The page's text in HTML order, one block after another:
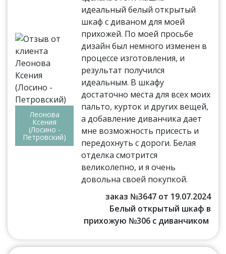
Леонова
Ксения
(Лосино -
Петровский)
идеальный белый открытый
шкаф с диваном для моей
прихожей. По моей просьбе
дизайн был немного изменен в
процессе изготовления, и
результат получился
идеальным. В шкафу
достаточно места для всех моих
пальто, курток и других вещей,
а добавление диванчика дает
мне возможность присесть и
передохнуть с дороги. Белая
отделка смотрится
великолепно, и я очень
довольна своей покупкой.
заказ №3647 от 19.07.2024
Белый открытый шкаф в
прихожую №306 с диванчиком